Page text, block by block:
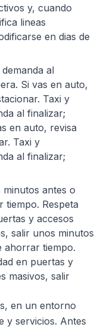
y, cuando
lineas
en dias de
al
Si vas en auto,
Taxi y
al finalizar;
en auto, revisa
Taxi y
al finalizar;
minutos antes o
tiempo. Respeta
y accesos
salir unos minutos
ahorrar tiempo.
en puertas y
masivos, salir
en un entorno
y servicios. Antes